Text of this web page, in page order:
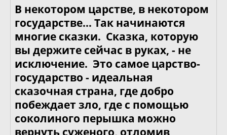
В некотором царстве, в некотором
государстве… Так начинаются
многие сказки. Сказка, которую
вы держите сейчас в руках, - не
исключение. Это самое царство-
государство - идеальная
сказочная страна, где добро
побеждает зло, где с помощью
соколиного перышка можно
вернуть суженого, отломив